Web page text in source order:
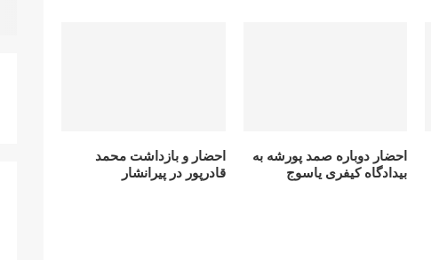
احضار دوباره صمد پورشه به
بیدادگاه کیفری یاسوج
احضار و بازداشت محمد
قادرپور در پیرانشار